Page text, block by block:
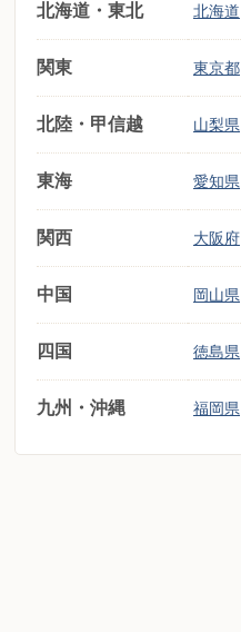
北海道・東北 北海道
関東 東京都
北陸・甲信越 山梨県
東海 愛知県
関西 大阪府
中国 岡山県
四国 徳島県
九州・沖縄 福岡県